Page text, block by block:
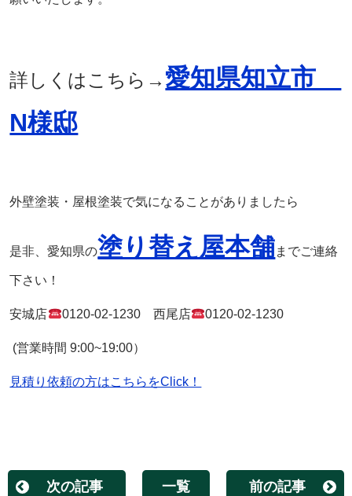
詳しくはこちら→ 愛知県知立市
N様邸
外壁塗装・屋根塗装で気になることがありましたら
是非、愛知県の塗り替え屋本舗までご連絡
下さい！
安城店 0120-02-1230西尾店 0120-02-1230
(営業時間 9:00~19:00）
見積り依頼の方はこちらをClick！
次の記事 一覧 前の記事